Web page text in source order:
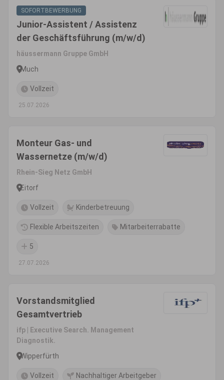
SOFORTBEWERBUNG
Junior-Assistent / Assistenz
der Geschäftsführung (m/w/d)
häussermann Gruppe GmbH
Much
Vollzeit
25.07.2026
Monteur Gas- und
Wassernetze (m/w/d)
Rhein-Sieg Netz GmbH
Eitorf
Vollzeit Kinderbetreuung
Flexible Arbeitszeiten Mitarbeiterrabatte
5
27.07.2026
Vorstandsmitglied
Gesamtvertrieb
ifp | Executive Search. Management
Diagnostik.
Wipperfürth
Vollzeit Nachhaltiger Arbeitgeber